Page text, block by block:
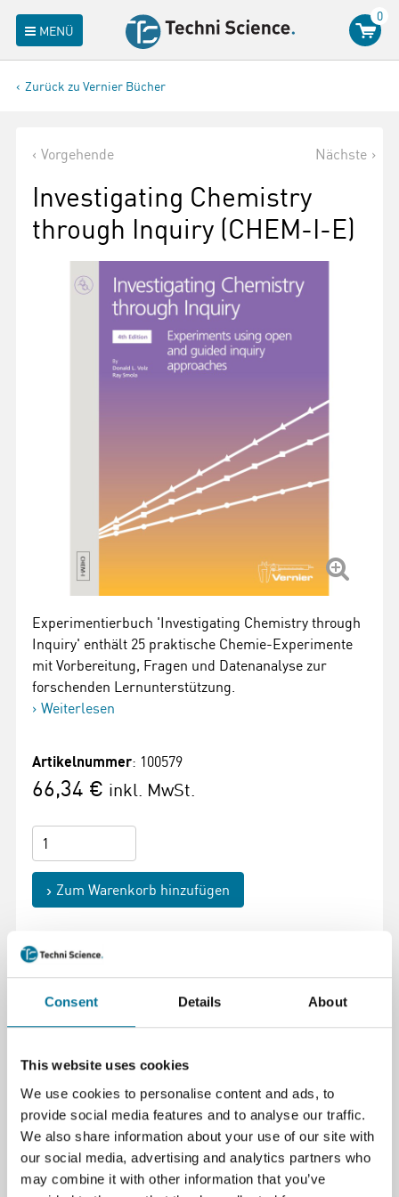
Consent Details About
This website uses cookies
We use cookies to personalise content and ads, to
provide social media features and to analyse our traffic.
We also share information about your use of our site with
our social media, advertising and analytics partners who
may combine it with other information that you’ve
MENÜ
0
Zurück zu Vernier Bücher
Vorgehende Nächste
Investigating Chemistry
through Inquiry (CHEM-I-E)
Experimentierbuch 'Investigating Chemistry through
Inquiry' enthält 25 praktische Chemie-Experimente
mit Vorbereitung, Fragen und Datenanalyse zur
forschenden Lernunterstützung.
Weiterlesen
Artikelnummer: 100579
66,34 € inkl. MwSt.
Zum Warenkorb hinzufügen
Seite drucken
Beschreibung
Englische Download Version mit 25 Experimenten
Spezifikationen